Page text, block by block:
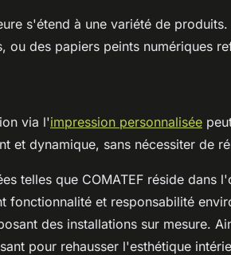
s'étend à une variété de
ou des papiers peints numériques
via l'impression personnalisée
et dynamique, sans nécessiter de
telles que COMATEF réside dans
fonctionnalité et responsabilité
des installations sur mesure.
pour rehausser l'esthétique